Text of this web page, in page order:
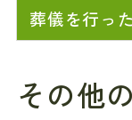
葬儀を行っ
その他